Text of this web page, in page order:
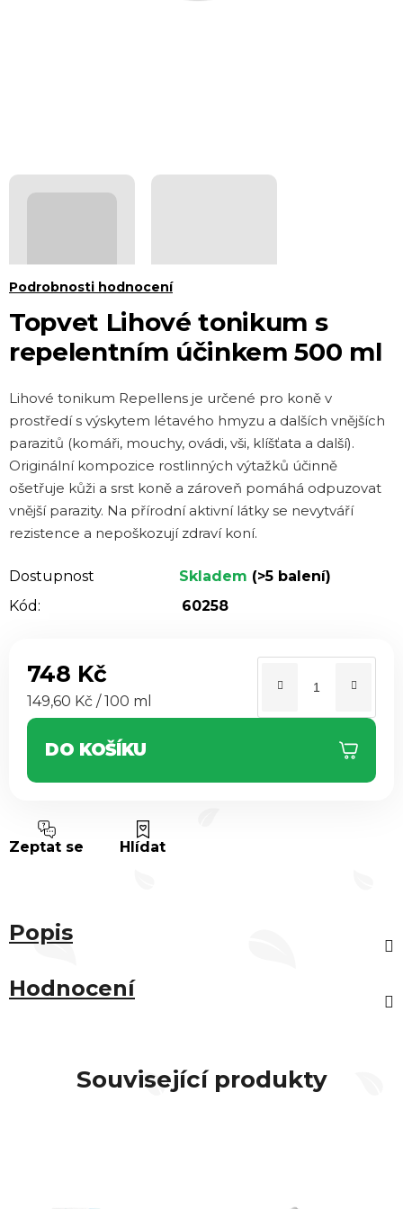
Topvet Lihové tonikum s
repelentním účinkem 500 ml
Průměrné
produktu
je
z 5
hvězdiček.
Podrobnosti hodnocení
Lihové tonikum Repellens je určené pro koně v
prostředí s výskytem létavého hmyzu a dalších vnějších
parazitů (komáři, mouchy, ovádi, vši, klíšťata a další).
Originální kompozice rostlinných výtažků účinně
ošetřuje kůži a srst koně a zároveň pomáhá odpuzovat
vnější parazity. Na přírodní aktivní látky se nevytváří
rezistence a nepoškozují zdraví koní.
Dostupnost Skladem (>5 balení)
Kód:
60258
748 Kč
Měrná cena:
149,60 Kč / 100 ml
DO KOŠÍKU
Zeptat se Hlídat
Popis
Hodnocení
Související produkty